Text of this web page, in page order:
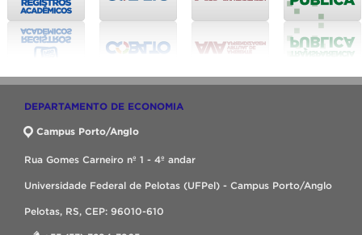
DEPARTAMENTO DE ECONOMIA
Campus Porto/Anglo
Rua Gomes Carneiro nº 1 - 4º andar
Universidade Federal de Pelotas (UFPel) - Campus Porto/Anglo
Pelotas, RS, CEP: 96010-610